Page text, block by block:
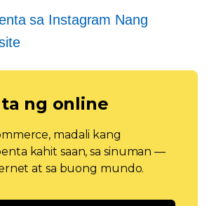
sa Instagram Nang
ng online
madali kang
kahit saan, sa sinuman —
at sa buong mundo.